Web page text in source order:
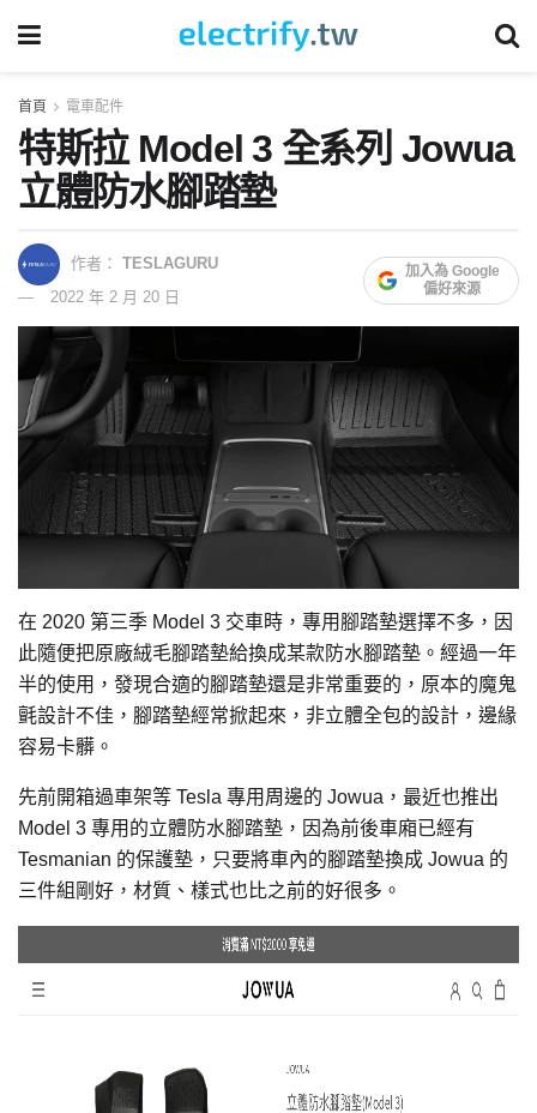
首頁 電車配件
特斯拉 Model 3 全系列 Jowua
立體防水腳踏墊
作者： TESLAGURU
2022 年 2 月 20 日
加入為 Google
偏好來源
在 2020 第三季 Model 3 交車時，專用腳踏墊選擇不多，因
此隨便把原廠絨毛腳踏墊給換成某款防水腳踏墊。經過一年
半的使用，發現合適的腳踏墊還是非常重要的，原本的魔鬼
氈設計不佳，腳踏墊經常掀起來，非立體全包的設計，邊緣
容易卡髒。
先前開箱過車架等 Tesla 專用周邊的 Jowua，最近也推出
Model 3 專用的立體防水腳踏墊，因為前後車廂已經有
Tesmanian 的保護墊，只要將車內的腳踏墊換成 Jowua 的
三件組剛好，材質、樣式也比之前的好很多。